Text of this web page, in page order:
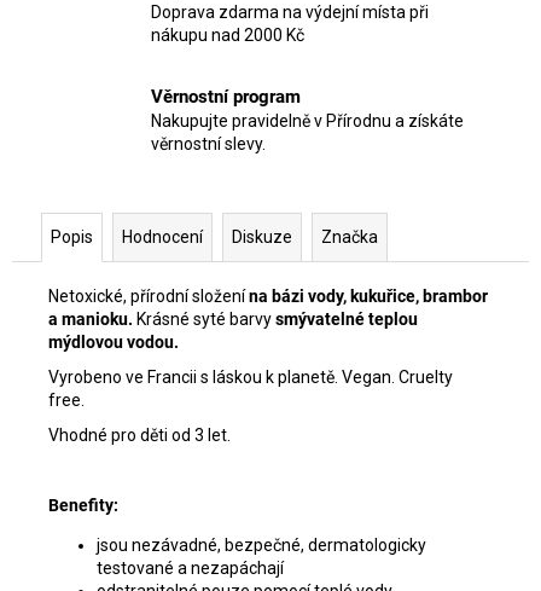
Doprava zdarma na výdejní místa při
nákupu nad 2000 Kč
Věrnostní program
Nakupujte pravidelně v Přírodnu a získáte
věrnostní slevy.
Popis Hodnocení Diskuze Značka
Netoxické, přírodní složenína bázi vody, kukuřice, brambor
a manioku. Krásné syté barvysmývatelné teplou
mýdlovou vodou.
Vyrobeno ve Francii s láskou k planetě. Vegan. Cruelty
free.
Vhodné pro děti od 3 let.
Benefity:
jsou nezávadné, bezpečné, dermatologicky
testované a nezapáchají